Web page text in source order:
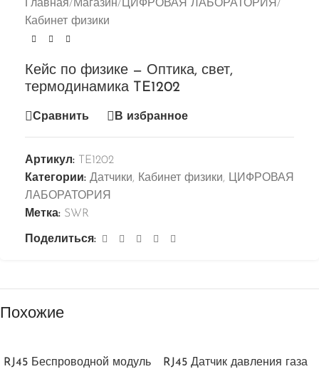
Главная/ Магазин/ЦИФРОВАЯ ЛАБОРАТОРИЯ/
Кабинет физики
Кейс по физике — Оптика, свет,
термодинамика TE1202
Сравнить В избранное
Артикул:
TE1202
Категории: Датчики, Кабинет физики, ЦИФРОВАЯ
ЛАБОРАТОРИЯ
Метка: SWR
Поделиться:
Похожие
RJ45 Беспроводной модуль
RJ45 Датчик давления газа